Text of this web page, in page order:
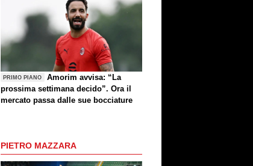
PRIMO PIANO
Amorim avvisa: “La
prossima settimana decido”. Ora il
mercato passa dalle sue bocciature
PIETRO MAZZARA